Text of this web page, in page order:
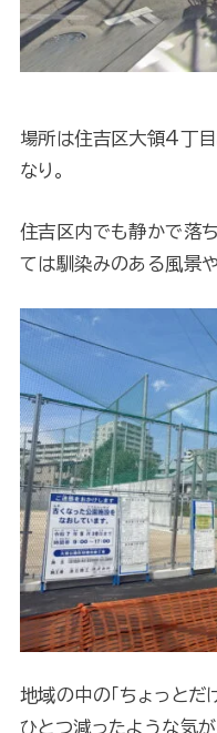
場所は住吉区大領4丁目
なり。
住吉区内でも静かで落
ては馴染みのある風景
地域の中の「ちょっとだ
ひとつ減ったような気